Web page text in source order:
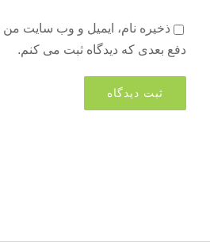
ذخیره نام، ایمیل و وب سایت من
دفع بعدی که دیدگاه ثبت می کنم.